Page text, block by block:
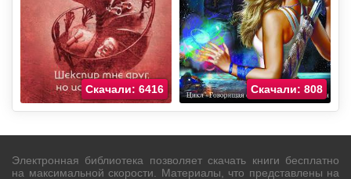
Скачали: 6416 Скачали: 808
Электронная библиотека позволяет скачать книги бесплатно
на максимальной скорости. Материалы, что представлены на